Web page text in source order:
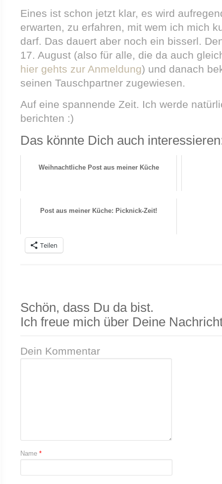
Eines ist schon jetzt klar, es wird
erwarten, zu erfahren, mit wem ich mich
darf. Das dauert aber noch ein bisserl.
17. August (also für alle, die da auch
hier gehts zur Anmeldung) und danach
seinen Tauschpartner zugewiesen.
Auf eine spannende Zeit. Ich werde
berichten :)
Das könnte Dich auch
Weihnachtliche Post aus meiner Küche
Post aus meiner Küche: Picknick-Zeit!
Teilen
Schön, dass Du da bist.
Ich freue mich über Deine
Dein Kommentar
Name *